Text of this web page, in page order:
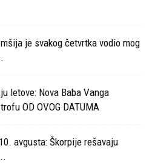
je svakog četvrtka vodio mog
letove: Nova Baba Vanga
OD OVOG DATUMA
avgusta: Škorpije rešavaju